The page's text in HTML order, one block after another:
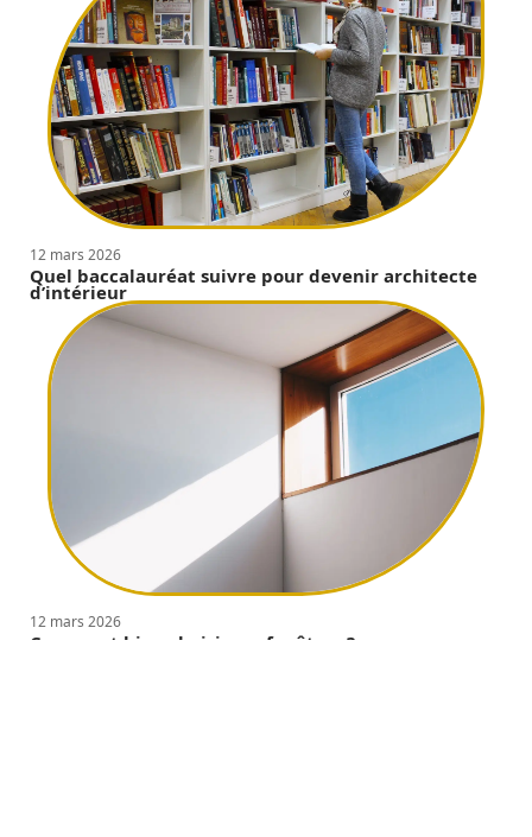
12 mars 2026
Quel baccalauréat suivre pour devenir architecte
d’intérieur
12 mars 2026
Comment bien choisir ses fenêtres ?